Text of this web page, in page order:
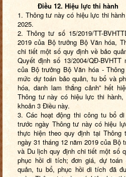
Điều 12. Hiệu lực thi hành
1. Thông tư này có hiệu lực thi
2025.
2.Thông tư số 15/2019/TT-
2019 của Bộ trưởng Bộ Văn hóa,
chi tiết một số quy định về bảo
Quyết định số 13/2004/QĐ-
của Bộ trưởng Bộ Văn hóa -
mức dự toán bảo quản, tu bổ và
hóa, danh lam thắng cảnh” hết
Thông tư này có hiệu lực thi
khoản 3 Điều này.
3. Các hoạt động thi công tu bổ
trước ngày Thông tư này có hiệu
thực hiện theo quy định tại Thông
ngày 31 tháng 12 năm 2019 của Bộ
và Du lịch quy định chi tiết một số
phục hồi di tích; đơn giá, dự
quản, tu bổ, phục hồi di tích đã